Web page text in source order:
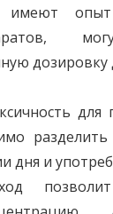
опыт
дозировку
для
дня и
позволит